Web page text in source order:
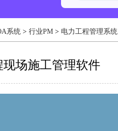
系统 > 行业PM > 电力工程管理系统
场施工管理软件